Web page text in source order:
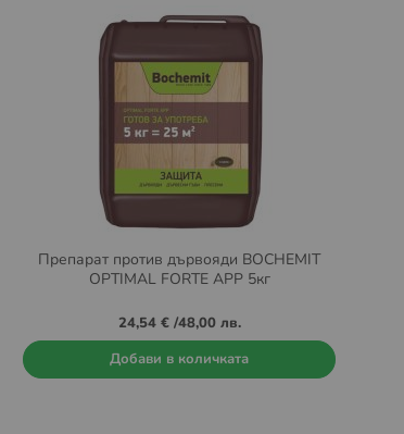
Препарат против дървояди BOCHEMIT
OPTIMAL FORTE APP 5кг
24,54 €/48,00 лв.
Добави в количката